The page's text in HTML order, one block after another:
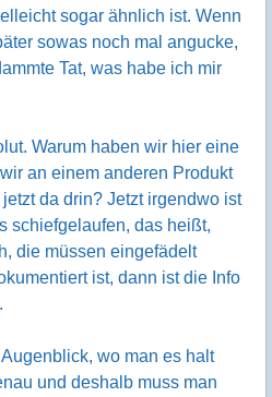
sogar ähnlich ist. Wenn
sowas noch mal angucke,
Tat, was habe ich mir
Warum haben wir hier eine
an einem anderen Produkt
da drin? Jetzt irgendwo ist
schiefgelaufen, das heißt,
die müssen eingefädelt
ist, dann ist die Info
wo man es halt
und deshalb muss man